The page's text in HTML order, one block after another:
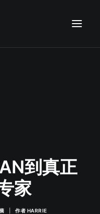
到真正
家
作者 HARRIE